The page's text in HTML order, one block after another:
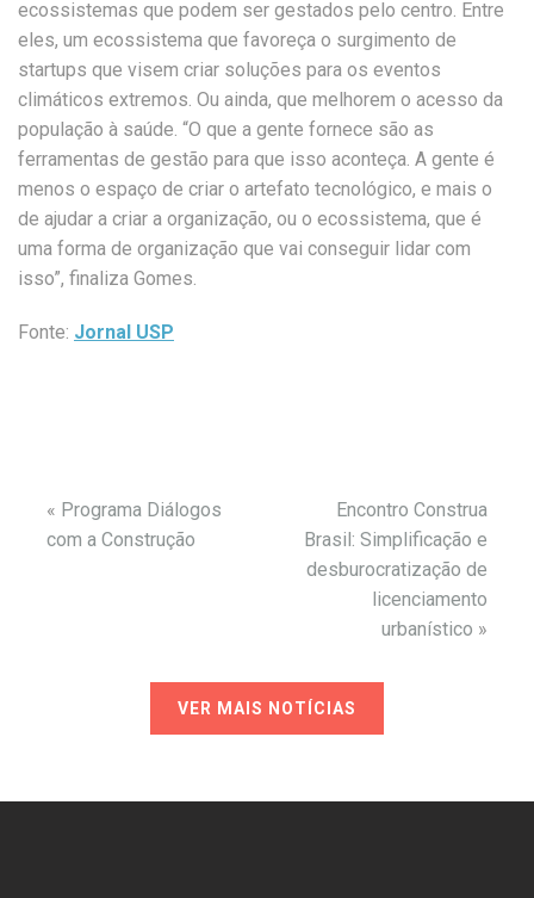
ecossistemas que podem ser gestados pelo centro. Entre
eles, um ecossistema que favoreça o surgimento de
startups que visem criar soluções para os eventos
climáticos extremos. Ou ainda, que melhorem o acesso da
população à saúde. “O que a gente fornece são as
ferramentas de gestão para que isso aconteça. A gente é
menos o espaço de criar o artefato tecnológico, e mais o
de ajudar a criar a organização, ou o ecossistema, que é
uma forma de organização que vai conseguir lidar com
isso”, finaliza Gomes.
Fonte: Jornal USP
« Programa Diálogos
com a Construção
Encontro Construa
Brasil: Simplificação e
desburocratização de
licenciamento
urbanístico »
VER MAIS NOTÍCIAS